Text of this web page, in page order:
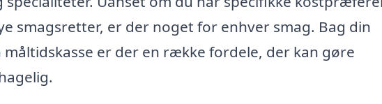
smagsretter, er der noget for enhver smag. Bag din
er der en række fordele, der kan gøre